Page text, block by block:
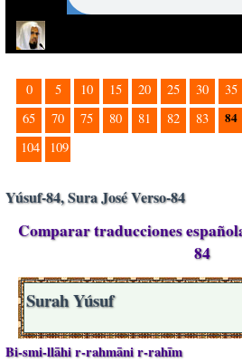
0 5 10 15 20 25 30 35
65
70 75 80 81 82 83 84
104
109
Yúsuf-84, Sura José Verso-84
Comparar traducciones
84
Surah Yúsuf
Bi-smi-llāhi r-rahmāni r-rahīm